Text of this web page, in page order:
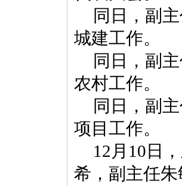
同日，副
城建工作。
同日，副
农村工作。
同日，副
项目工作。
12月10日
希，副主任